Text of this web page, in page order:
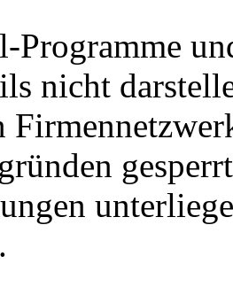
Programme
nicht